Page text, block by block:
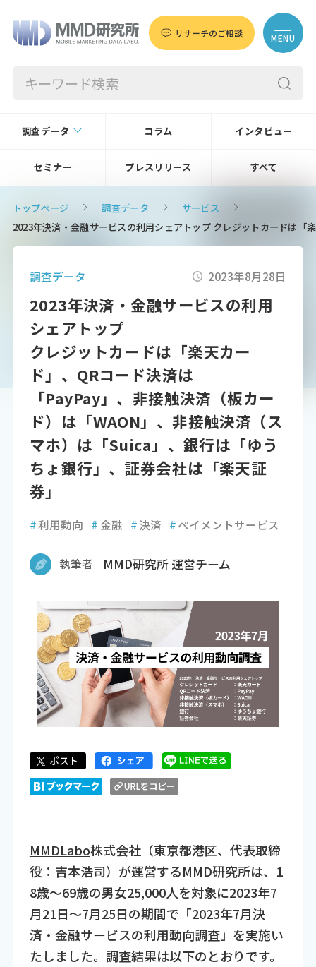
リサーチのご相談 MENU
調査データ コラム インタビュー
セミナー プレスリリース すべて
トップページ 調査データ
サービス
2023年決済・金融サービスの利用シェアトップ クレジットカードは
調査データ 2023年8月28日
2023年決済・金融サービスの利用
シェアトップ
クレジットカードは「楽天カー
ド」、QRコード決済は
「PayPay」、非接触決済（板カー
ド）は「WAON」、非接触決済（ス
マホ）は「Suica」、銀行は「ゆう
ちょ銀行」、証券会社は「楽天証
券」
#利用動向 # 金融 #決済 #ペイメントサービス
執筆者 MMD研究所 運営チーム
MMDLabo株式会社（東京都港区、代表取締
役：吉本浩司）が運営するMMD研究所は、1
8歳～69歳の男女25,000人を対象に2023年7
月21日～7月25日の期間で「2023年7月決
済・金融サービスの利用動向調査」を実施い
たしました。調査結果は以下のとおりです。